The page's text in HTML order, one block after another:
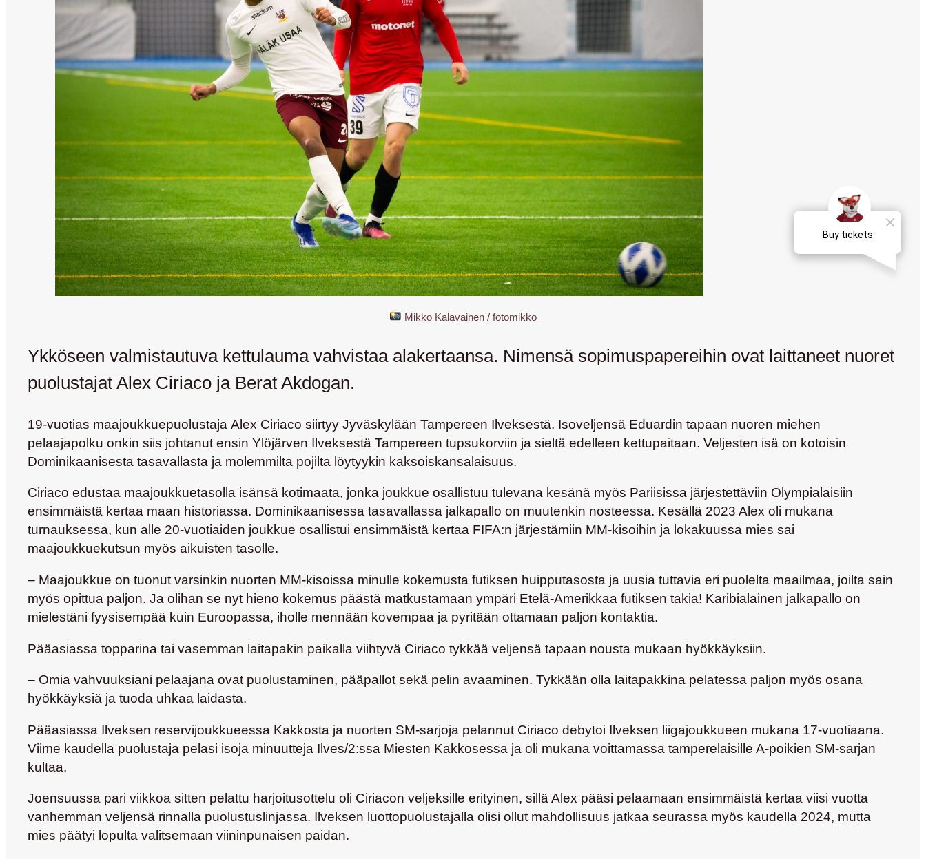
Mikko Kalavainen / fotomikko
Ykköseen valmistautuva kettulauma vahvistaa alakertaansa. Nimensä sopimuspapereihin ovat laittaneet nuoret
puolustajat Alex Ciriaco ja Berat Akdogan.
19-vuotias maajoukkuepuolustaja Alex Ciriaco siirtyy Jyväskylään Tampereen Ilveksestä. Isoveljensä Eduardin tapaan nuoren miehen
pelaajapolku onkin siis johtanut ensin Ylöjärven Ilveksestä Tampereen tupsukorviin ja sieltä edelleen kettupaitaan. Veljesten isä on kotoisin
Dominikaanisesta tasavallasta ja molemmilta pojilta löytyykin kaksoiskansalaisuus.
Ciriaco edustaa maajoukkuetasolla isänsä kotimaata, jonka joukkue osallistuu tulevana kesänä myös Pariisissa järjestettäviin Olympialaisiin
ensimmäistä kertaa maan historiassa. Dominikaanisessa tasavallassa jalkapallo on muutenkin nosteessa. Kesällä 2023 Alex oli mukana
turnauksessa, kun alle 20-vuotiaiden joukkue osallistui ensimmäistä kertaa FIFA:n järjestämiin MM-kisoihin ja lokakuussa mies sai
maajoukkuekutsun myös aikuisten tasolle.
– Maajoukkue on tuonut varsinkin nuorten MM-kisoissa minulle kokemusta futiksen huipputasosta ja uusia tuttavia eri puolelta maailmaa, joilta sain
myös opittua paljon. Ja olihan se nyt hieno kokemus päästä matkustamaan ympäri Etelä-Amerikkaa futiksen takia! Karibialainen jalkapallo on
mielestäni fyysisempää kuin Euroopassa, iholle mennään kovempaa ja pyritään ottamaan paljon kontaktia.
Pääasiassa topparina tai vasemman laitapakin paikalla viihtyvä Ciriaco tykkää veljensä tapaan nousta mukaan hyökkäyksiin.
– Omia vahvuuksiani pelaajana ovat puolustaminen, pääpallot sekä pelin avaaminen. Tykkään olla laitapakkina pelatessa paljon myös osana
hyökkäyksiä ja tuoda uhkaa laidasta.
Pääasiassa Ilveksen reservijoukkueessa Kakkosta ja nuorten SM-sarjoja pelannut Ciriaco debytoi Ilveksen liigajoukkueen mukana 17-vuotiaana.
Viime kaudella puolustaja pelasi isoja minuutteja Ilves/2:ssa Miesten Kakkosessa ja oli mukana voittamassa tamperelaisille A-poikien SM-sarjan
kultaa.
Joensuussa pari viikkoa sitten pelattu harjoitusottelu oli Ciriacon veljeksille erityinen, sillä Alex pääsi pelaamaan ensimmäistä kertaa viisi vuotta
vanhemman veljensä rinnalla puolustuslinjassa. Ilveksen luottopuolustajalla olisi ollut mahdollisuus jatkaa seurassa myös kaudella 2024, mutta
mies päätyi lopulta valitsemaan viininpunaisen paidan.